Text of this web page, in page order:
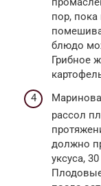
пор,
блюдо
Грибное
рассол
должно
уксуса,